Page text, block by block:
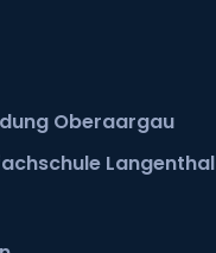
Oberaargau
Langenthal